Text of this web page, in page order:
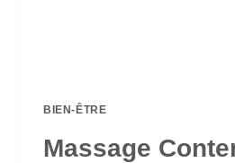
BIEN-ÊTRE
Massage